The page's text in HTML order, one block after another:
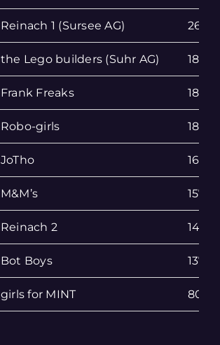
Reinach 1 (Sursee AG) 260
the Lego builders (Suhr AG) 182
Frank Freaks 182
Robo-girls 181
JoTho 162
M&M’s 157
Reinach 2 143
Bot Boys 137
girls for MINT 80